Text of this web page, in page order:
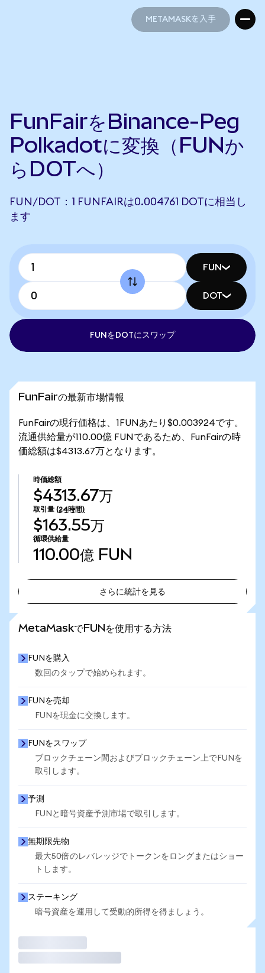
METAMASKを入手
FunFairをBinance-Peg
Polkadotに変換（FUNか
らDOTへ）
FUN/DOT：1 FUNFAIRは0.004761 DOTに相当し
ます
FUN
DOT
FUNをDOTにスワップ
FunFairの最新市場情報
FunFairの現行価格は、1FUNあたり$0.003924です。
流通供給量が110.00億 FUNであるため、FunFairの時
価総額は$4313.67万となります。
時価総額
$4313.67万
取引量 (24時間)
$163.55万
循環供給量
110.00億 FUN
さらに統計を見る
MetaMaskでFUNを使用する方法
FUNを購入
数回のタップで始められます。
FUNを売却
FUNを現金に交換します。
FUNをスワップ
ブロックチェーン間およびブロックチェーン上でFUNを
取引します。
予測
FUNと暗号資産予測市場で取引します。
無期限先物
最大50倍のレバレッジでトークンをロングまたはショー
トします。
ステーキング
暗号資産を運用して受動的所得を得ましょう。